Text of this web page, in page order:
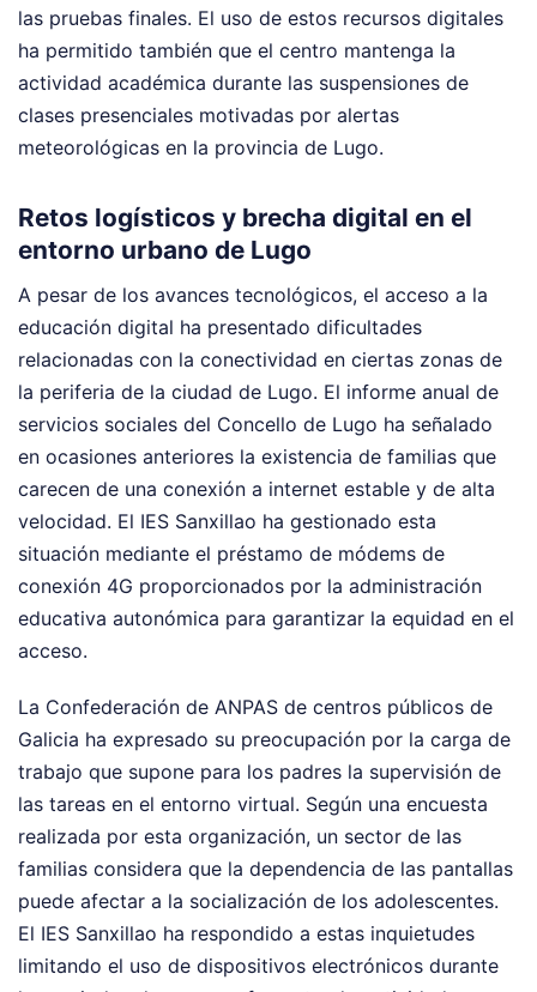
las pruebas finales. El uso de estos recursos digitales
ha permitido también que el centro mantenga la
actividad académica durante las suspensiones de
clases presenciales motivadas por alertas
meteorológicas en la provincia de Lugo.
Retos logísticos y brecha digital en el
entorno urbano de Lugo
A pesar de los avances tecnológicos, el acceso a la
educación digital ha presentado dificultades
relacionadas con la conectividad en ciertas zonas de
la periferia de la ciudad de Lugo. El informe anual de
servicios sociales del Concello de Lugo ha señalado
en ocasiones anteriores la existencia de familias que
carecen de una conexión a internet estable y de alta
velocidad. El IES Sanxillao ha gestionado esta
situación mediante el préstamo de módems de
conexión 4G proporcionados por la administración
educativa autonómica para garantizar la equidad en el
acceso.
La Confederación de ANPAS de centros públicos de
Galicia ha expresado su preocupación por la carga de
trabajo que supone para los padres la supervisión de
las tareas en el entorno virtual. Según una encuesta
realizada por esta organización, un sector de las
familias considera que la dependencia de las pantallas
puede afectar a la socialización de los adolescentes.
El IES Sanxillao ha respondido a estas inquietudes
limitando el uso de dispositivos electrónicos durante